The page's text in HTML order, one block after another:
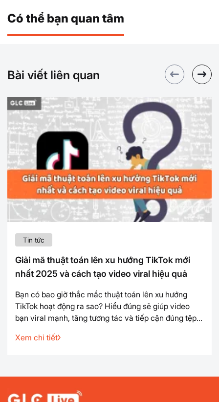
Có thể bạn quan tâm
Bài viết liên quan
Tin tức
Giải mã thuật toán lên xu hướng TikTok mới
nhất 2025 và cách tạo video viral hiệu quả
Bạn có bao giờ thắc mắc thuật toán lên xu hướng
TikTok hoạt động ra sao? Hiểu đúng sẽ giúp video
bạn viral mạnh, tăng tương tác và tiếp cận đúng tệp
trên những yếu tố nào và làm sao để tối ưu nội dung
Xem chi tiết